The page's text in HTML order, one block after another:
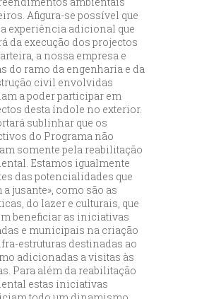
Afigura-se possível que
experiência adicional que
da execução dos projectos
a nossa empresa e
do ramo da engenharia e da
civil envolvidas
a poder participar em
desta índole no exterior.
sublinhar que os
do Programa não
somente pela reabilitação
Estamos igualmente
das potencialidades que
a jusante», como são as
do lazer e culturais, que
beneficiar as iniciativas
e municipais na criação
estruturas destinadas ao
adicionadas a visitas às
Para além da reabilitação
estas iniciativas